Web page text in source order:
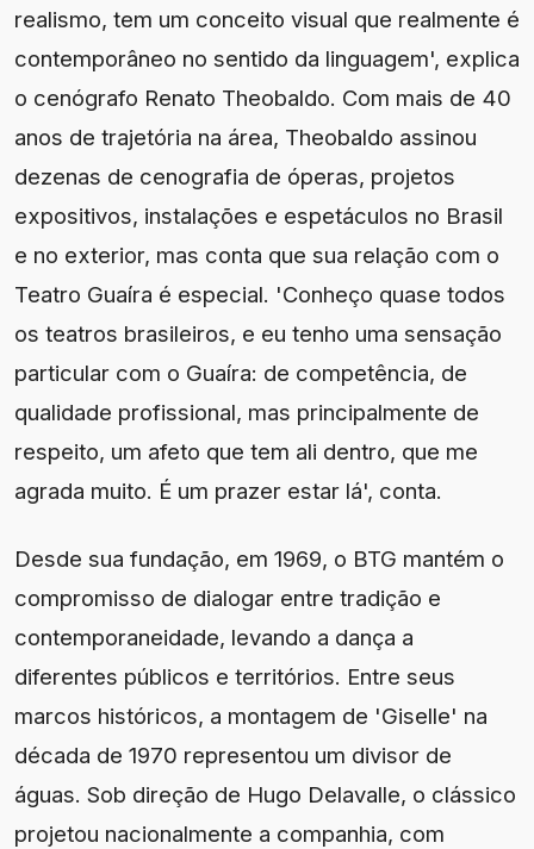
realismo, tem um conceito visual que realmente é
contemporâneo no sentido da linguagem', explica
o cenógrafo Renato Theobaldo. Com mais de 40
anos de trajetória na área, Theobaldo assinou
dezenas de cenografia de óperas, projetos
expositivos, instalações e espetáculos no Brasil
e no exterior, mas conta que sua relação com o
Teatro Guaíra é especial. 'Conheço quase todos
os teatros brasileiros, e eu tenho uma sensação
particular com o Guaíra: de competência, de
qualidade profissional, mas principalmente de
respeito, um afeto que tem ali dentro, que me
agrada muito. É um prazer estar lá', conta.
Desde sua fundação, em 1969, o BTG mantém o
compromisso de dialogar entre tradição e
contemporaneidade, levando a dança a
diferentes públicos e territórios. Entre seus
marcos históricos, a montagem de 'Giselle' na
década de 1970 representou um divisor de
águas. Sob direção de Hugo Delavalle, o clássico
projetou nacionalmente a companhia, com